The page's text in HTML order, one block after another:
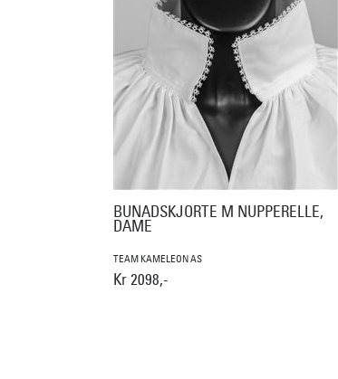
BUNADSKJORTE M NUPPERELLE,
DAME
TEAM KAMELEON AS
Kr 2098,-